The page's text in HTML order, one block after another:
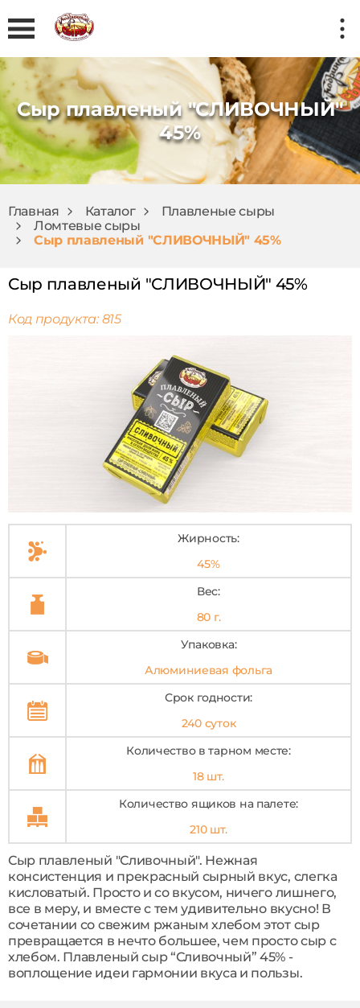
Сыр плавленый "СЛИВОЧНЫЙ"
45%
Главная Каталог
Плавленые сыры
Ломтевые сыры
Сыр плавленый "СЛИВОЧНЫЙ" 45%
Сыр плавленый "СЛИВОЧНЫЙ" 45%
Код продукта: 815
Жирность:
45%
Вес:
80 г.
Упаковка:
Алюминиевая фольга
Срок годности:
240 суток
Количество в тарном месте:
18 шт.
Количество ящиков на палете:
210 шт.
Сыр плавленый "Сливочный". Нежная
консистенция и прекрасный сырный вкус, слегка
кисловатый. Просто и со вкусом, ничего лишнего,
все в меру, и вместе с тем удивительно вкусно! В
сочетании со свежим ржаным хлебом этот сыр
превращается в нечто большее, чем просто сыр с
хлебом. Плавленый сыр “Сливочный” 45% -
воплощение идеи гармонии вкуса и пользы.